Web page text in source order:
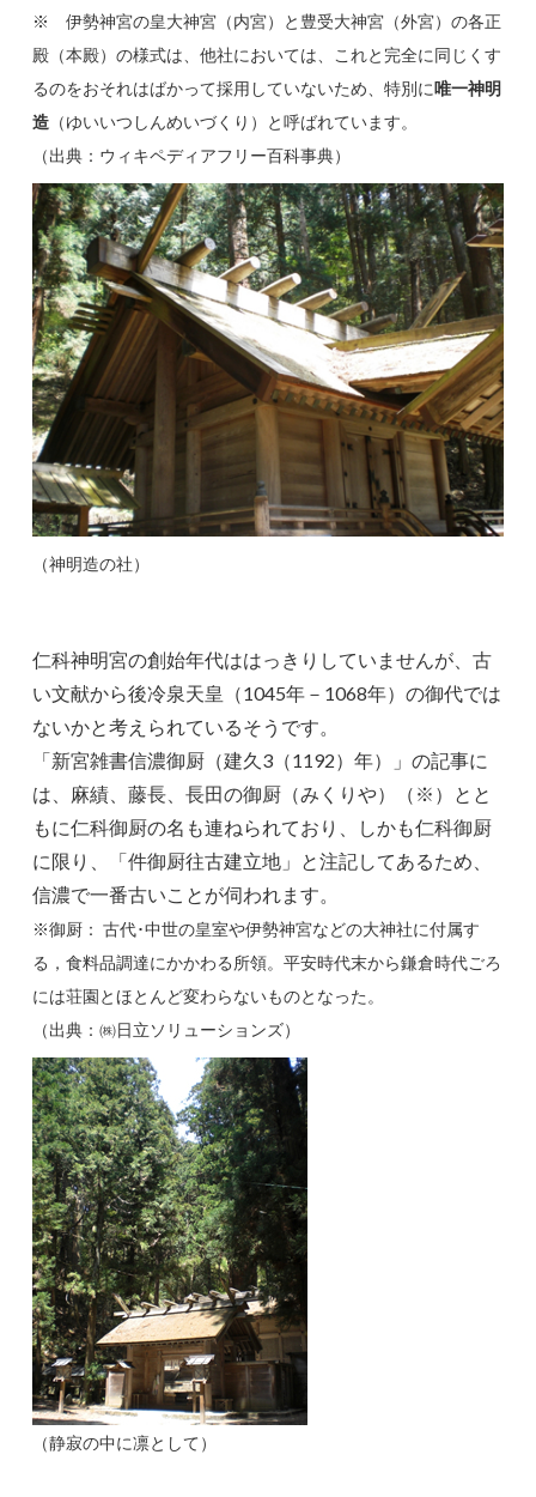
※ 伊勢神宮の皇大神宮（内宮）と豊受大神宮（外宮）の各正
殿（本殿）の様式は、他社においては、これと完全に同じくす
るのをおそれはばかって採用していないため、特別に唯一神明
造 （ゆいいつしんめいづくり）と呼ばれています。
（出典：ウィキペディアフリー百科事典）
（神明造の社）
仁科神明宮の創始年代ははっきりしていませんが、古
い文献から後冷泉天皇（1045年－1068年）の御代では
ないかと考えられているそうです。
「新宮雑書信濃御厨（建久3（1192）年）」の記事に
は、麻績、藤長、長田の御厨（みくりや）（※）とと
もに仁科御厨の名も連ねられており、しかも仁科御厨
に限り、「件御厨往古建立地」と注記してあるため、
信濃で一番古いことが伺われます。
※御厨： 古代･中世の皇室や伊勢神宮などの大神社に付属す
る，食料品調達にかかわる所領。平安時代末から鎌倉時代ごろ
には荘園とほとんど変わらないものとなった。
（出典：㈱日立ソリューションズ）
（静寂の中に凛として）